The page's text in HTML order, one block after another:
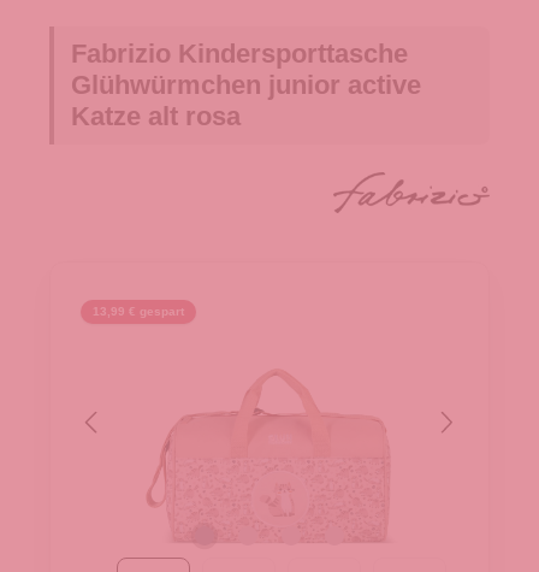
Fabrizio Kindersporttasche
Glühwürmchen junior active
Katze alt rosa
13,99 € gespart